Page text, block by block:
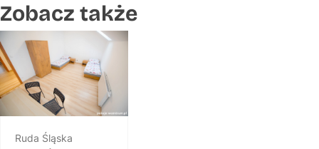
Zobacz także
Ruda Śląska